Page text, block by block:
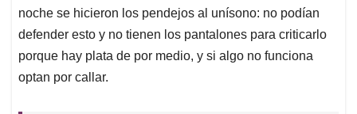
noche se hicieron los pendejos al unísono: no podían
defender esto y no tienen los pantalones para criticarlo
porque hay plata de por medio, y si algo no funciona
optan por callar.